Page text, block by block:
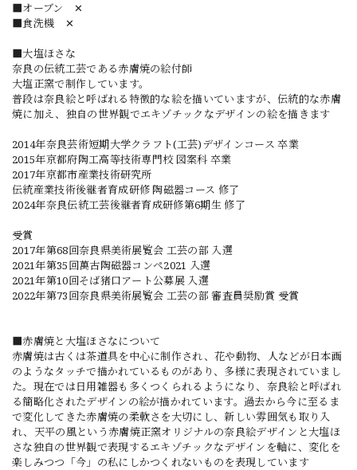
■オーブン ✕
■食洗機 ✕
■大塩ほさな
奈良の伝統工芸である赤膚焼の絵付師
大塩正窯で制作しています。
普段は奈良絵と呼ばれる特徴的な絵を描いていますが、伝統的な赤膚
焼に加え、独自の世界観でエキゾチックなデザインの絵を描きます
2014年奈良芸術短期大学クラフト(工芸)デザインコース 卒業
2015年京都府陶工高等技術専門校 図案科 卒業
2017年京都市産業技術研究所
伝統産業技術後継者育成研修 陶磁器コース 修了
2024年奈良伝統工芸後継者育成研修第6期生 修了
受賞
2017年第68回奈良県美術展覧会 工芸の部 入選
2021年第35回萬古陶磁器コンペ2021 入選
2021年第10回そば猪口アート公募展 入選
2022年第73回奈良県美術展覧会 工芸の部 審査員奨励賞 受賞
■赤膚焼と大塩ほさなについて
赤膚焼は古くは茶道具を中心に制作され、花や動物、人などが日本画
のようなタッチで描かれているものがあり、多様に表現されていまし
た。現在では日用雑器も多くつくられるようになり、奈良絵と呼ばれ
る簡略化されたデザインの絵が描かれています。過去から今に至るま
で変化してきた赤膚焼の柔軟さを大切にし、新しい雰囲気も取り入
れ、天平の風という赤膚焼正窯オリジナルの奈良絵デザインと大塩ほ
さな独自の世界観で表現するエキゾチックなデザインを軸に、変化を
楽しみつつ「今」の私にしかつくれないものを表現しています